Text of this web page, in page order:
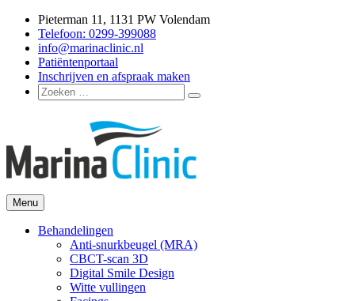
naar
inhoud
Pieterman 11, 1131 PW Volendam
Telefoon: 0299-399088
info@marinaclinic.nl
Patiëntenportaal
Inschrijven en afspraak maken
Zoeken
naar:
Zoeken
Marina Clinic
Omdat u goed in uw vel mag zitten.
Menu
Behandelingen
Anti-snurkbeugel (MRA)
CBCT-scan 3D
Digital Smile Design
Witte vullingen